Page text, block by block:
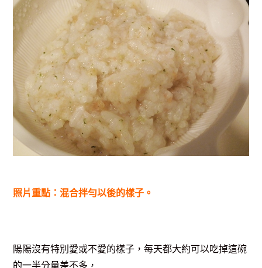
照片重點：混合拌勻以後的樣子。
陽陽沒有特別愛或不愛的樣子，每天都大約可以吃掉這碗
的一半分量差不多，